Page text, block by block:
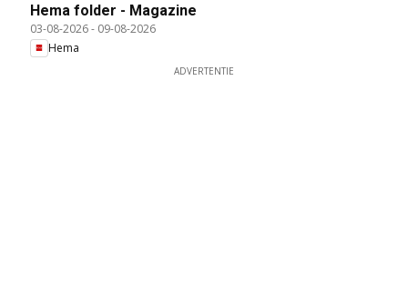
Hema folder - Magazine
03-08-2026- 09-08-2026
Hema
ADVERTENTIE